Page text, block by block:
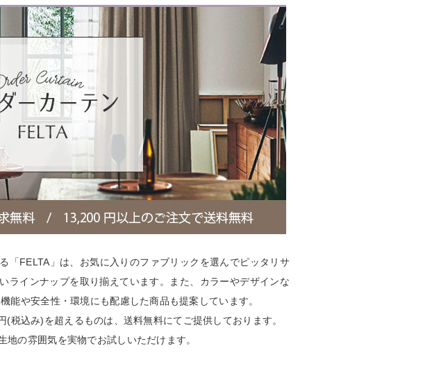
「FELTA」は、お気に入りのファブリックを選んでピッタリサ
ラインナップを取り揃えています。また、カラーやデザインな
能や安全性・環境にも配慮した商品も提案しています。
税込み)を超えるものは、送料無料にてご提供しております。
の雰囲気を実物でお試しいただけます。